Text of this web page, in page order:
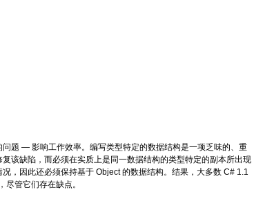
题 — 影响工作效率。编写类型特定的数据结构是一项乏味的、重
该缺陷，而必须在实质上是同一数据结构的类型特定的副本所出现
，因此还必须保持基于 Object 的数据结构。结果，大多数 C# 1.1
管它们存在缺点。